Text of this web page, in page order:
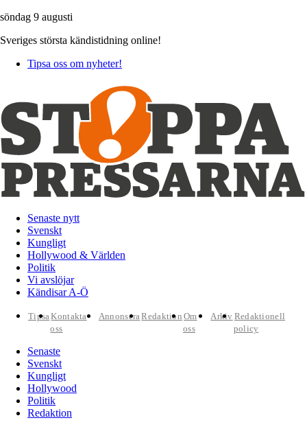
söndag 9 augusti
Sveriges största kändistidning online!
Tipsa oss om nyheter!
Senaste nytt
Svenskt
Kungligt
Hollywood & Världen
Politik
Vi avslöjar
Kändisar A-Ö
TipsaKontakta
oss
AnnonseraRedaktion Om
oss
Arkiv Redaktionell
policy
Senaste
Svenskt
Kungligt
Hollywood
Politik
Redaktion